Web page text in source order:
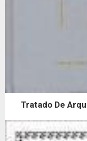
Tratado De